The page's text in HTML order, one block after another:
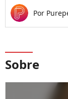
Por
Sobre